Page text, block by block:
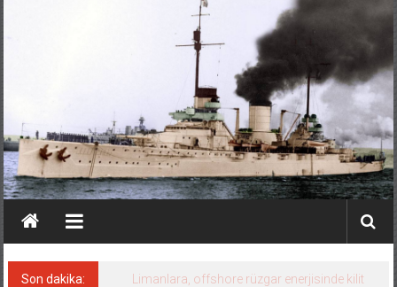
Son dakika:
Limanlara, offshore rüzgar enerjisinde kilit